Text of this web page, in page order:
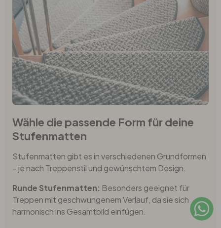
Wähle die passende Form für deine
Stufenmatten
Stufenmatten gibt es in verschiedenen Grundformen
– je nach Treppenstil und gewünschtem Design.
Runde Stufenmatten: Besonders geeignet für
Treppen mit geschwungenem Verlauf, da sie sich
harmonisch ins Gesamtbild einfügen.